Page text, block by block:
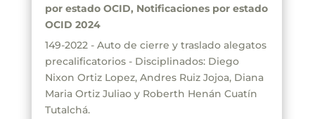
por estado OCID, Notificaciones por estado
OCID 2024
149-2022 - Auto de cierre y traslado alegatos
precalificatorios - Disciplinados: Diego
Nixon Ortiz Lopez, Andres Ruiz Jojoa, Diana
Maria Ortiz Juliao y Roberth Henán Cuatín
Tutalchá.